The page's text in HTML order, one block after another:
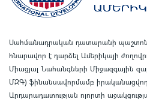
Սահմանադրական դատարանի
հնարավոր է դարձել Ամերիկայի
Միացյալ Նահանգների Միջազգային
ՄԶԳ) ֆինանսավորմամբ
Արդարադատության ոլորտի